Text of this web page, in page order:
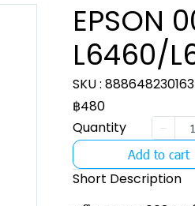
EPSON
L6460/
SKU :
฿480
Quantity
Add to cart
Short Description